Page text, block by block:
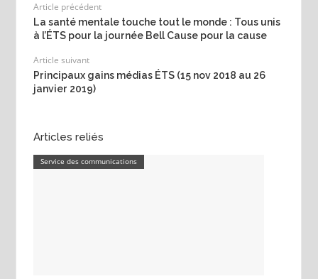
Article précédent
La santé mentale touche tout le monde : Tous unis
à l’ÉTS pour la journée Bell Cause pour la cause
Article suivant
Principaux gains médias ÉTS (15 nov 2018 au 26
janvier 2019)
Articles reliés
Service des communications